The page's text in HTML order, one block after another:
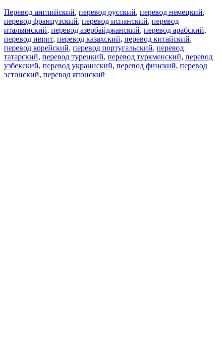
Перевод английский, перевод русский, перевод немецкий,
перевод французский, перевод испанский, перевод
итальянский, перевод азербайджанский, перевод арабский,
перевод иврит, перевод казахский, перевод китайский,
перевод корейский, перевод португальский, перевод
татарский, перевод турецкий, перевод туркменский, перевод
узбекский, перевод украинский, перевод финский, перевод
эстонский, перевод японский